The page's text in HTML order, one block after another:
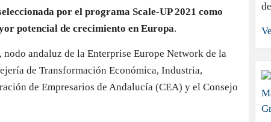
por el programa Scale-UP 2021 como
potencial de crecimiento en Europa.
nodo andaluz de la Enterprise Europe Network de la
de Transformación Económica, Industria,
de Empresarios de Andalucía (CEA) y el Consejo